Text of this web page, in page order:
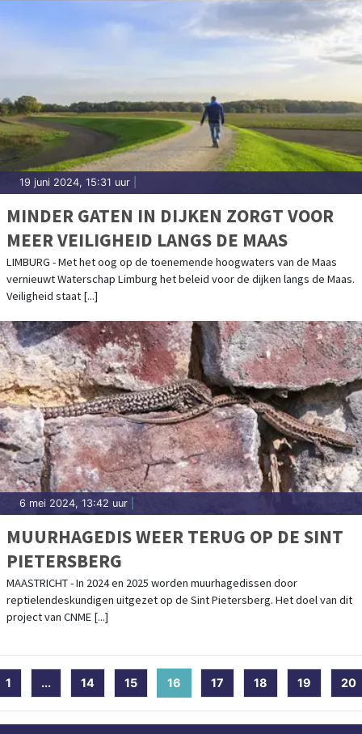
19 juni 2024, 15:31 uur
MINDER GATEN IN DIJKEN ZORGT VOOR
MEER VEILIGHEID LANGS DE MAAS
LIMBURG - Met het oog op de toenemende hoogwaters van de Maas
vernieuwt Waterschap Limburg het beleid voor de dijken langs de Maas.
Veiligheid staat [...]
6 mei 2024, 13:42 uur
MUURHAGEDIS WEER TERUG OP DE SINT
PIETERSBERG
MAASTRICHT - In 2024 en 2025 worden muurhagedissen door
reptielendeskundigen uitgezet op de Sint Pietersberg. Het doel van dit
project van CNME [...]
1 ... 14 15 16 (current)
17 18 19 20